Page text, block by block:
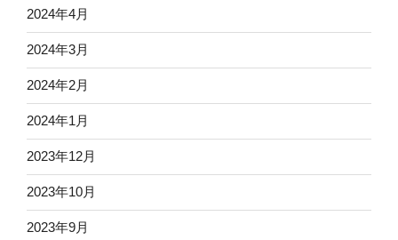
2024年4月
2024年3月
2024年2月
2024年1月
2023年12月
2023年10月
2023年9月